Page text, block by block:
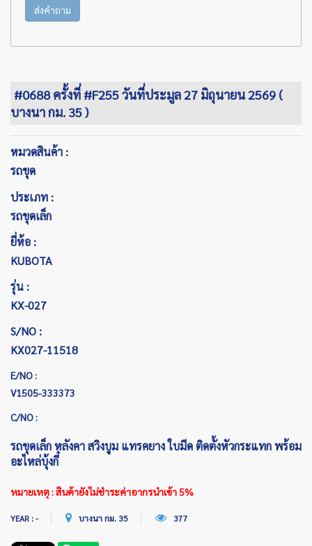
ส่งคำถาม
#0688 ครั้งที่ #F255 วันที่ประมูล 27 มิถุนายน 2569 (
บางนา กม. 35 )
หมวดสินค้า :
รถขุด
ประเภท :
รถขุดเล็ก
ยี่ห้อ :
KUBOTA
รุ่น :
KX-027
S/NO :
KX027-11518
E/NO :
V1505-333373
C/NO :
รถขุดเล็ก หลังคา สวิงบูม แทรคยาง ใบมีด ติดตั้งหัวกระแทก พร้อม
อะไหล่บุ้งกี๋
หมายเหตุ : สินค้ายังไม่ชำระค่าอากรนำเข้า 5%
YEAR : - บางนา กม. 35 377